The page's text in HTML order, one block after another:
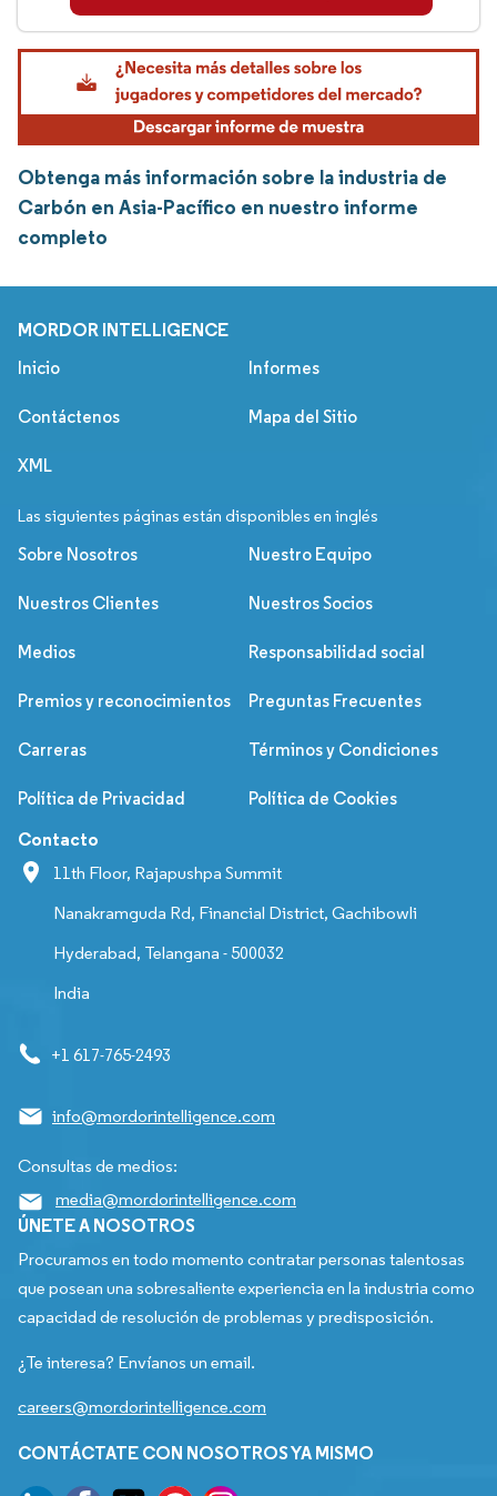
Obtenga más información sobre la industria de
Carbón en Asia-Pacífico en nuestro informe
completo
MORDOR INTELLIGENCE
Inicio Informes
Contáctenos Mapa del Sitio
XML
Las siguientes páginas están disponibles en inglés
Sobre Nosotros Nuestro Equipo
Nuestros Clientes Nuestros Socios
Medios Responsabilidad social
Premios y reconocimientos Preguntas Frecuentes
Carreras Términos y Condiciones
Política de Privacidad Política de Cookies
Contacto
11th Floor, Rajapushpa Summit
Nanakramguda Rd, Financial District, Gachibowli
Hyderabad, Telangana - 500032
India
+1 617-765-2493
info@mordorintelligence.com
Consultas de medios:
media@mordorintelligence.com
ÚNETE A NOSOTROS
Procuramos en todo momento contratar personas talentosas
que posean una sobresaliente experiencia en la industria como
capacidad de resolución de problemas y predisposición.
¿Te interesa? Envíanos un email.
careers@mordorintelligence.com
CONTÁCTATE CON NOSOTROS YA MISMO